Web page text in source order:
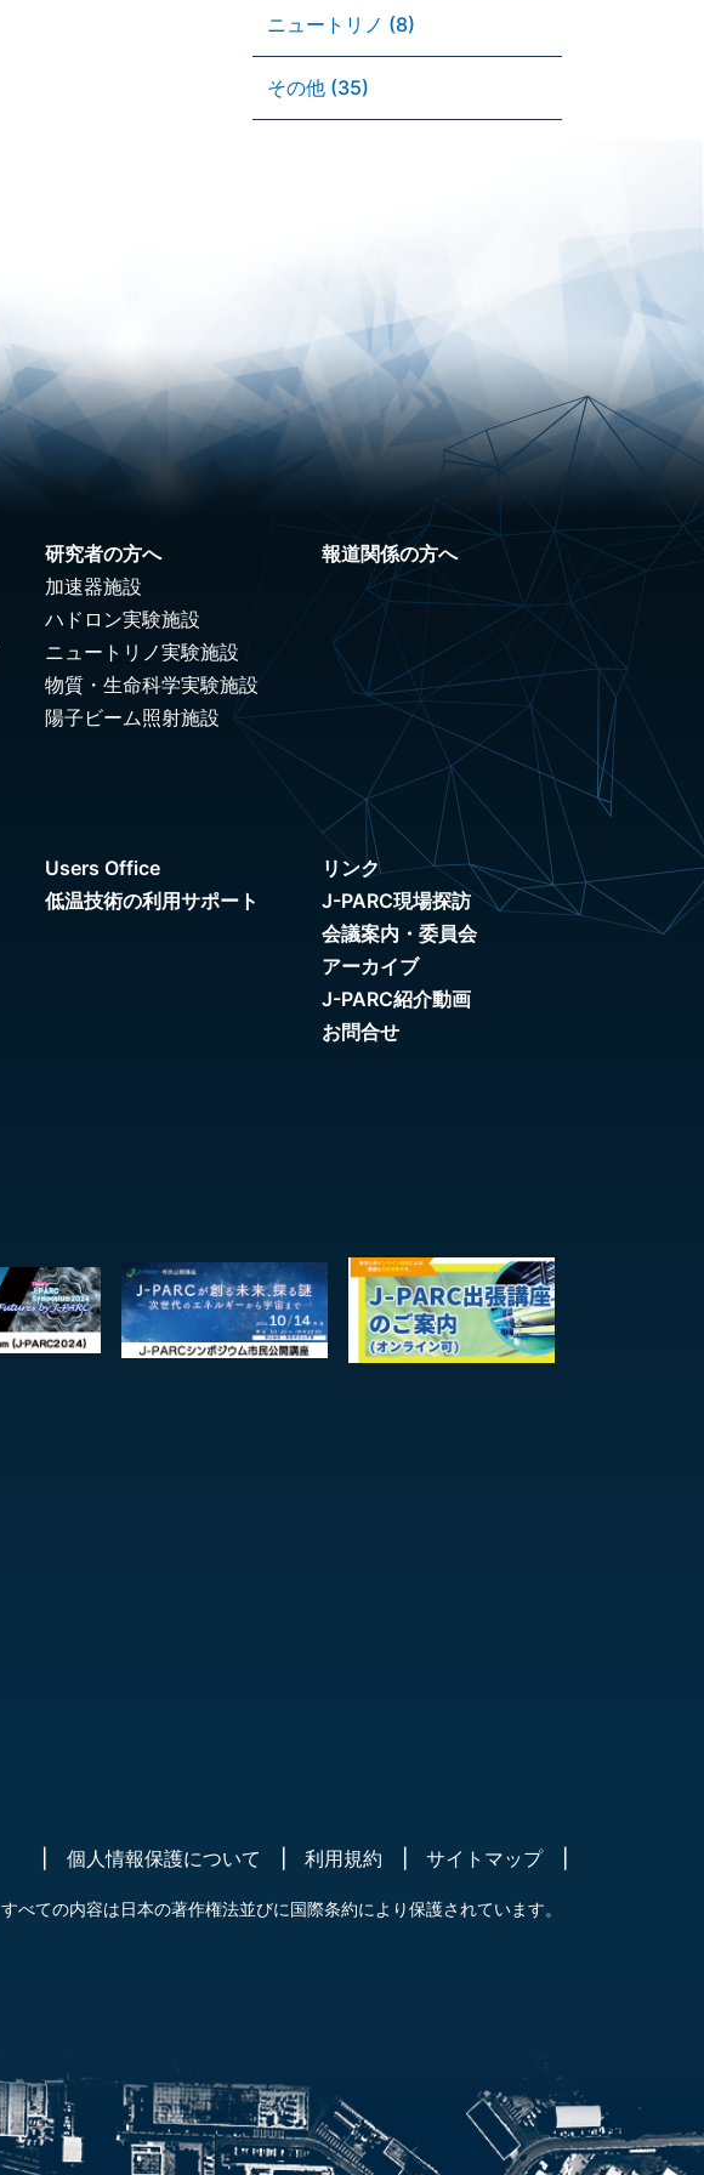
ニュートリノ (8)
その他 (35)
研究者の方へ
加速器施設
ハドロン実験施設
ニュートリノ実験施設
物質・生命科学実験施設
陽子ビーム照射施設
報道関係の方へ
Users Office
低温技術の利用サポート
リンク
J-PARC現場探訪
会議案内・委員会
アーカイブ
J-PARC紹介動画
お問合せ
個人情報保護について 利用規約 サイトマップ
すべての内容は日本の著作権法並びに国際条約により保護されています。